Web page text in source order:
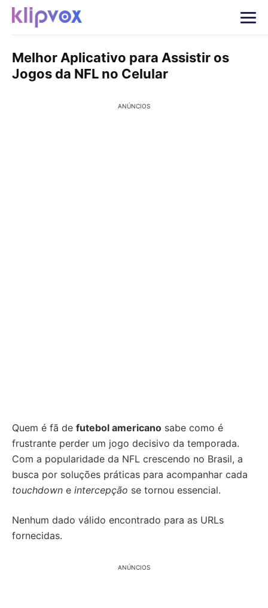
Melhor Aplicativo para Assistir os
Jogos da NFL no Celular
ANÚNCIOS
Quem é fã de futebol americano sabe como é
frustrante perder um jogo decisivo da temporada.
Com a popularidade da NFL crescendo no Brasil, a
busca por soluções práticas para acompanhar cada
touchdown e intercepção se tornou essencial.
Nenhum dado válido encontrado para as URLs
fornecidas.
ANÚNCIOS